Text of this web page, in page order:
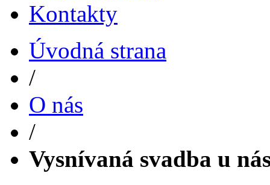
Kontakty
Úvodná strana
/
O nás
/
Vysnívaná svadba u